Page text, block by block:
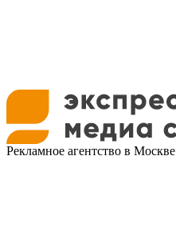
Рекламное агентство в Москве